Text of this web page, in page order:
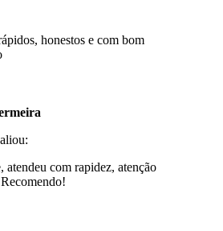
honestos e com bom
atendeu com rapidez, atenção